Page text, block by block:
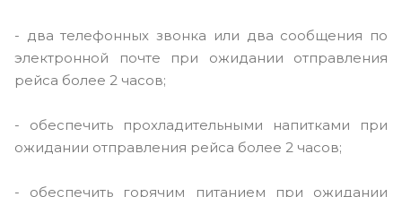
- два телефонных звонка или два сообщения по
электронной почте при ожидании отправления
рейса более 2 часов;
- обеспечить прохладительными напитками при
ожидании отправления рейса более 2 часов;
- обеспечить горячим питанием при ожидании